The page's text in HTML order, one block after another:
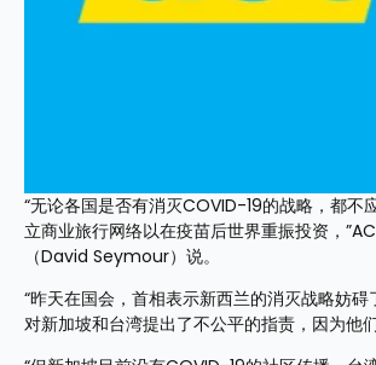
“无论各国是否有消灭COVID-19的战略，都不
立商业旅行网络以在疫苗后世界重振投资，
（David Seymour）说。
“昨天在国会，首相表示新西兰的消灭战略妨
对新加坡和台湾提出了不公平的指责，因为他